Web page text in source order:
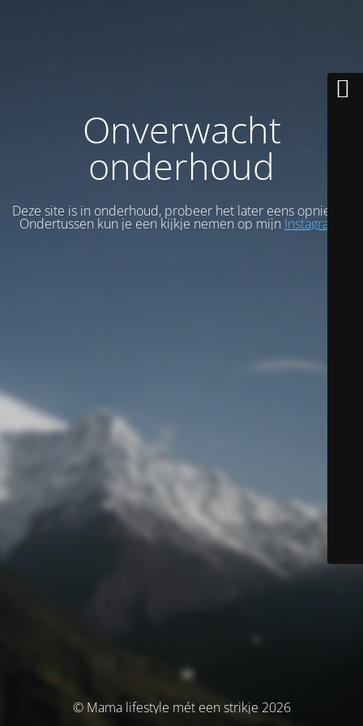
Onverwacht
onderhoud
Deze site is in onderhoud, probeer het later eens opnieuw.
Ondertussen kun je een kijkje nemen op mijn Instagram
© Mama lifestyle mét een strikje 2026